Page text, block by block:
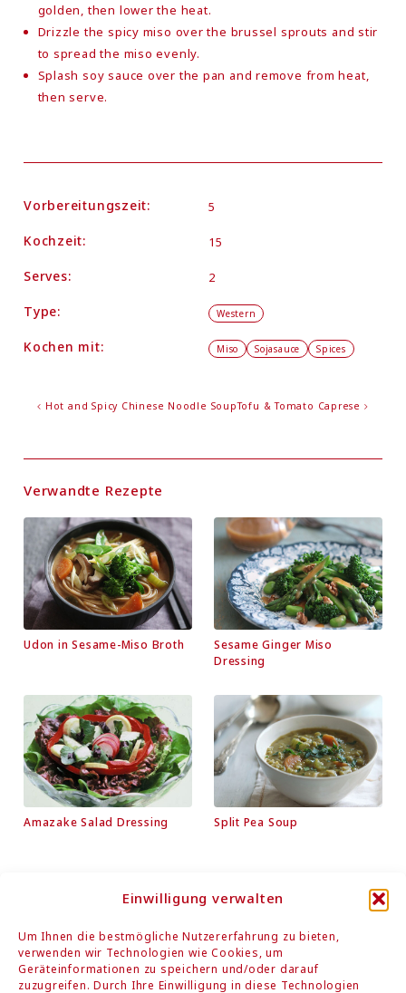
Einwilligung verwalten
Um Ihnen die bestmögliche Nutzererfahrung zu bieten,
verwenden wir Technologien wie Cookies, um
Geräteinformationen zu speichern und/oder darauf
zuzugreifen. Durch Ihre Einwilligung in diese Technologien
golden, then lower the heat.
Drizzle the spicy miso over the brussel sprouts and stir
to spread the miso evenly.
Splash soy sauce over the pan and remove from heat,
then serve.
Vorbereitungszeit: 5
Kochzeit: 15
Serves: 2
Type: Western
Kochen mit: Miso Sojasauce Spices
Hot and Spicy Chinese Noodle SoupTofu & Tomato Caprese
Verwandte Rezepte
Udon in Sesame-Miso Broth
Sesame Ginger Miso
Dressing
Amazake Salad Dressing Split Pea Soup